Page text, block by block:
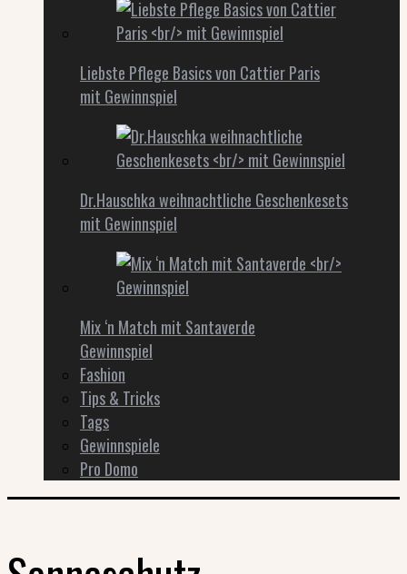
Liebste Pflege Basics von Cattier Paris
mit Gewinnspiel
Dr.Hauschka weihnachtliche Geschenkesets
mit Gewinnspiel
Mix ‘n Match mit Santaverde
Gewinnspiel
Fashion
Tips & Tricks
Tags
Gewinnspiele
Pro Domo